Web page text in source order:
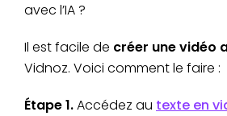
avec l’IA ?
Il est facile de créer une vidéo
Vidnoz. Voici comment le faire :
Étape 1.Accédez au texte en